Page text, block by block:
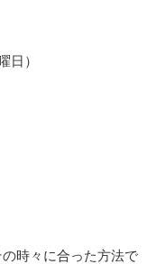
日）
時々に合った方法で